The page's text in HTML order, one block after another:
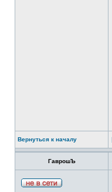
Вернуться к началу
ГаврошЪ